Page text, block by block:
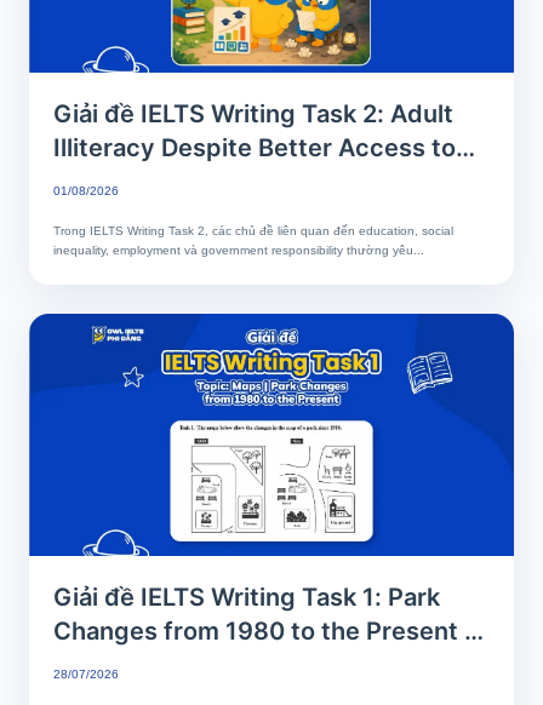
Giải đề IELTS Writing Task 2: Adult
Illiteracy Despite Better Access to
Education | Phân tích chi tiết & Bài
01/08/2026
Trong IELTS Writing Task 2, các chủ đề liên quan đến education, social
inequality, employment và government responsibility thường yêu...
Giải đề IELTS Writing Task 1: Park
Changes from 1980 to the Present |
Phân tích chi tiết & Bài mẫu band 8+
28/07/2026